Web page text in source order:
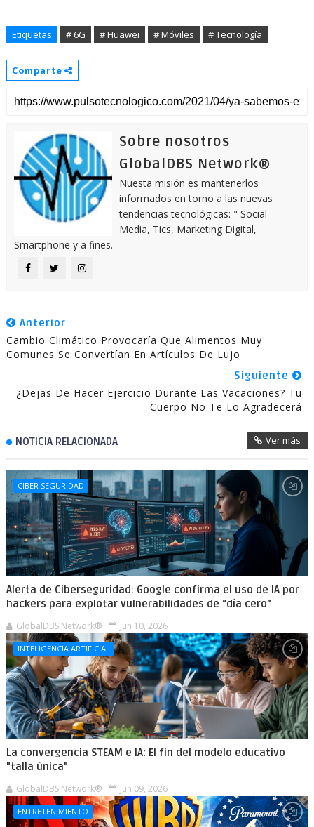
Etiquetas # 6G # Huawei # Móviles # Tecnología
Comparte
Sobre nosotros
GlobalDBS Network®
Nuesta misión es mantenerlos
informados en torno a las nuevas
tendencias tecnológicas: " Social
Media, Tics, Marketing Digital,
Smartphone y a fines.
Anterior
Cambio Climático Provocaría Que Alimentos Muy
Comunes Se Convertían En Artículos De Lujo
Siguiente
¿Dejas De Hacer Ejercicio Durante Las Vacaciones? Tu
Cuerpo No Te Lo Agradecerá
NOTICIA RELACIONADA Ver más
CIBER SEGURIDAD
Alerta de Ciberseguridad: Google confirma el uso de IA por
hackers para explotar vulnerabilidades de “día cero”
GlobalDBS Network® Jun 10, 2026
INTELIGENCIA ARTIFICIAL
La convergencia STEAM e IA: El fin del modelo educativo
"talla única"
GlobalDBS Network® Jun 09, 2026
ENTRETENIMIENTO